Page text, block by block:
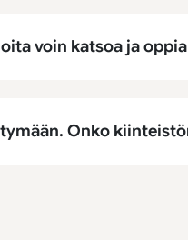
voin katsoa ja oppia
Onko